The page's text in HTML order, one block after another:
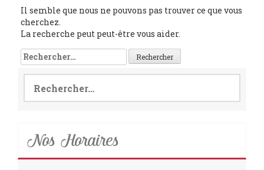
Il semble que nous ne pouvons pas trouver ce que vous
cherchez.
La recherche peut peut-être vous aider.
Rechercher :
Rechercher :
Nos Horaires